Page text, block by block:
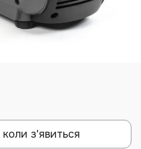
з'явиться